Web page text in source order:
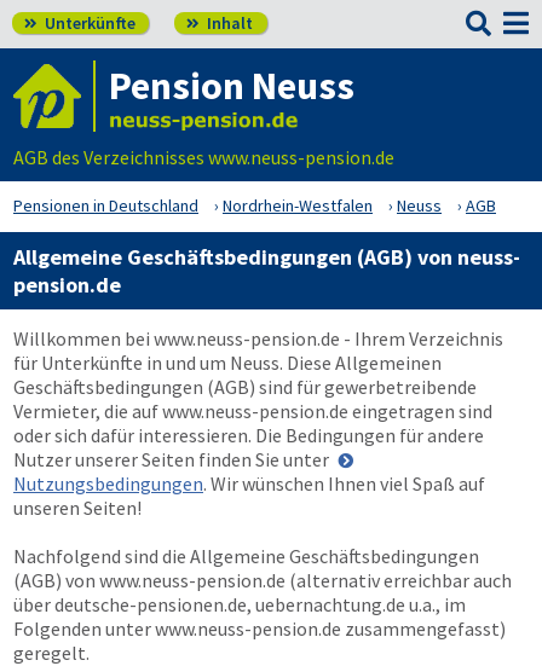
 Unterkünfte  Inhalt 
Pension Neuss
AGB des Verzeichnisses www.neuss-pension.de
Pensionen in Deutschland Nordrhein-Westfalen Neuss AGB
Allgemeine Geschäftsbedingungen (AGB) von neuss-
pension.de
Willkommen bei www.neuss-pension.de - Ihrem Verzeichnis
für Unterkünfte in und um Neuss. Diese Allgemeinen
Geschäftsbedingungen (AGB) sind für gewerbetreibende
Vermieter, die aufwww.neuss-pension.de eingetragen sind
oder sich dafür interessieren. Die Bedingungen für andere
Nutzer unserer Seiten finden Sie unter
Nutzungsbedingungen. Wir wünschen Ihnen viel Spaß auf
unseren Seiten!
Nachfolgend sind die Allgemeine Geschäftsbedingungen
(AGB) von www.neuss-pension.de (alternativ erreichbar auch
überdeutsche-pensionen.de, uebernachtung.de u.a., im
Folgenden unterwww.neuss-pension.de zusammengefasst)
geregelt.